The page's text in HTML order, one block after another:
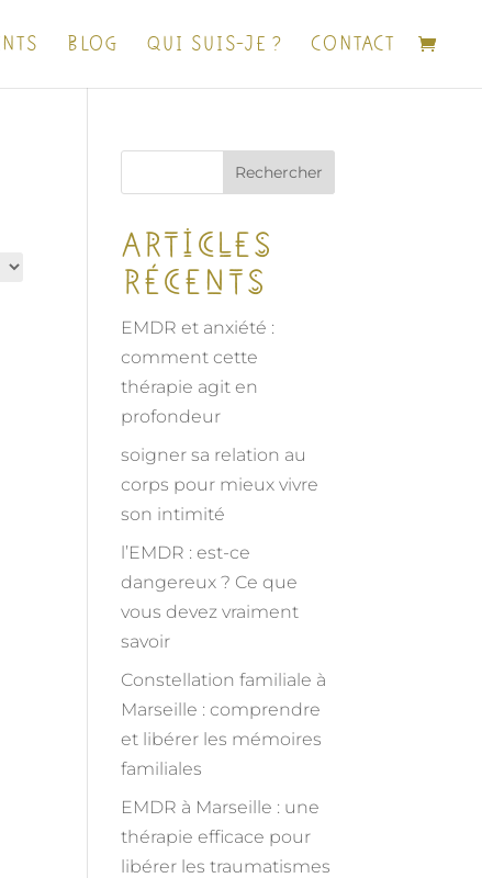
BLOG QUI SUIS-JE ? CONTACT
Rechercher
Articles
récents
EMDR et anxiété :
comment cette
thérapie agit en
profondeur
soigner sa relation au
corps pour mieux vivre
son intimité
l’EMDR : est-ce
dangereux ? Ce que
vous devez vraiment
savoir
Constellation familiale à
Marseille : comprendre
et libérer les mémoires
familiales
EMDR à Marseille : une
thérapie efficace pour
libérer les traumatismes